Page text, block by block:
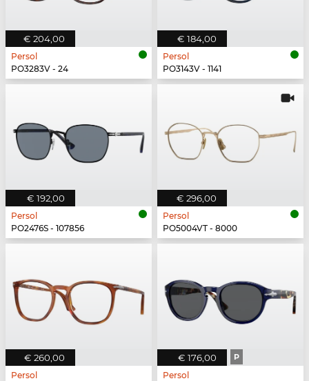
€ 204,00
Persol
PO3283V - 24
€ 184,00
Persol
PO3143V - 1141
€ 192,00
Persol
PO2476S - 107856
€ 296,00
Persol
PO5004VT - 8000
€ 260,00
Persol
€ 176,00 P
Persol